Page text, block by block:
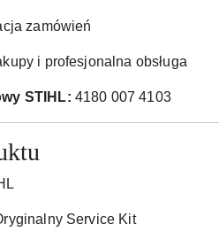
zamówień
i profesjonalna obsługa
STIHL: 4180 007 4103
Service Kit